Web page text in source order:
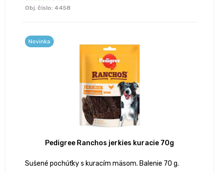
Obj. čislo: 4458
Novinka
Pedigree Ranchos jerkies kuracie 70g
Sušené pochúťky s kuracím mäsom. Balenie 70 g.